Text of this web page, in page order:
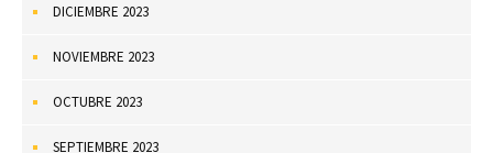
DICIEMBRE 2023
NOVIEMBRE 2023
OCTUBRE 2023
SEPTIEMBRE 2023